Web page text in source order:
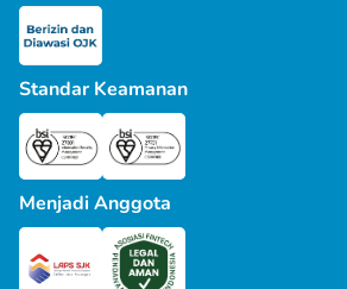
Standar Keamanan
Menjadi Anggota